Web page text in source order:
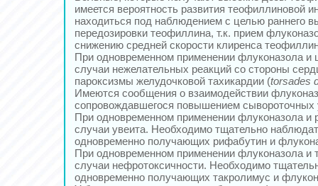
имеется вероятность развития теофиллиновой
находиться под наблюдением с целью раннего
передозировки теофиллина, т.к. прием
снижению средней скорости клиренса
При одновременном применении флуконазола и
случаи нежелательных реакций со стороны
пароксизмы желудочковой тахикардии (torsades
Имеются сообщения о взаимодействии
сопровождавшегося повышением сывороточных
При одновременном применении флуконазола и
случаи увеита. Необходимо тщательно
одновременно получающих рифабутин и
При одновременном применении флуконазола и
случаи нефротоксичности. Необходимо
одновременно получающих такролимус и